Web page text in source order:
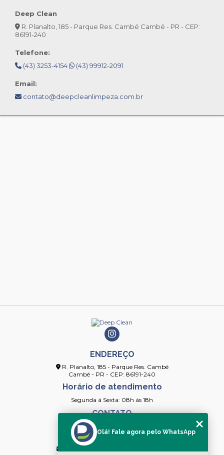
Deep Clean
R. Planalto, 185 - Parque Res. Cambé Cambé - PR - CEP:
86191-240
Telefone:
(43) 3253-4154
(43) 99912-2091
Email:
contato@deepcleanlimpeza.com.br
ENDEREÇO
R. Planalto, 185 - Parque Res. Cambé
Cambé - PR - CEP: 86191-240
Horário de atendimento
Segunda á Sexta: 08h ás 18h
CONTATO
(43) 3253-4154
(43) 99912-2091
Olá! Fale agora pelo WhatsApp